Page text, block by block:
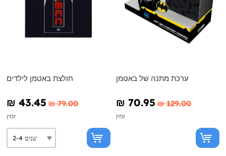
חולצת באטמן לילדים
₪‎ 43.45 ₪‎ 79.00
זמין
ערכת מתנה של באטמן
₪‎ 70.95 ₪‎ 129.00
זמין